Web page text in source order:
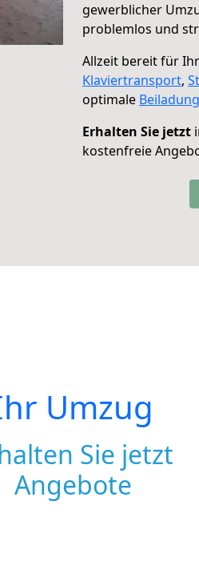
gewerblicher
problemlos und
Allzeit bereit für
Klaviertransport,
optimale Beiladung
Erhalten Sie jetzt
kostenfreie
Umzug
Sie jetzt
Angebote